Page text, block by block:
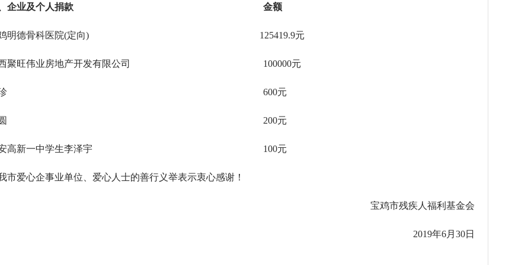
、企业及个人捐款 金额
鸡明德骨科医院(定向) 125419.9元
西聚旺伟业房地产开发有限公司 100000元
珍 600元
圆 200元
安高新一中学生李泽宇 100元
市爱心企事业单位、爱心人士的善行义举表示衷心感谢！
宝鸡市残疾人福利基金会
2019年6月30日